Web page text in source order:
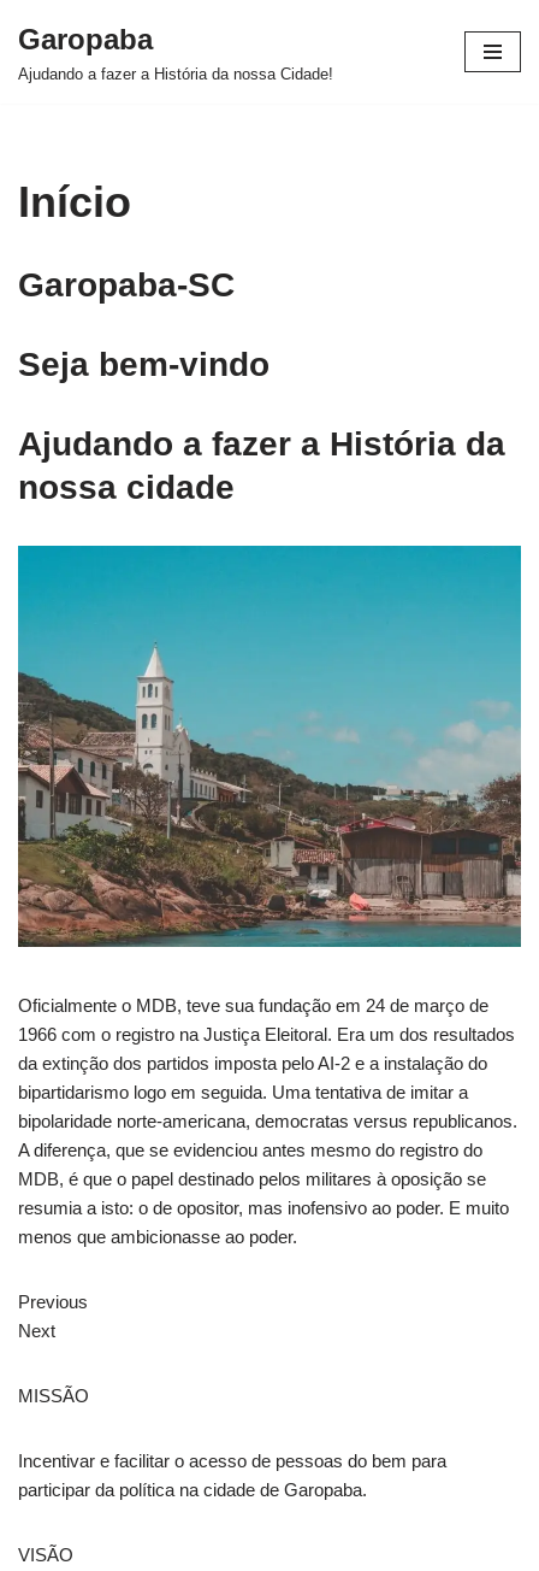
Pular
Garopaba
Ajudando a fazer a História da nossa Cidade!
Início
Garopaba-SC
Seja bem-vindo
Ajudando a fazer a História da
nossa cidade
Oficialmente o MDB, teve sua fundação em 24 de março de
1966 com o registro na Justiça Eleitoral. Era um dos resultados
da extinção dos partidos imposta pelo AI-2 e a instalação do
bipartidarismo logo em seguida. Uma tentativa de imitar a
bipolaridade norte-americana, democratas versus republicanos.
A diferença, que se evidenciou antes mesmo do registro do
MDB, é que o papel destinado pelos militares à oposição se
resumia a isto: o de opositor, mas inofensivo ao poder. E muito
menos que ambicionasse ao poder.
Previous
Next
MISSÃO
Incentivar e facilitar o acesso de pessoas do bem para
participar da política na cidade de Garopaba.
VISÃO